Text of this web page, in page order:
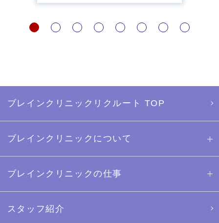
ブレインクリニックリクルート TOP
ブレインクリニックについて
ブレインクリニックの仕事
スタッフ紹介